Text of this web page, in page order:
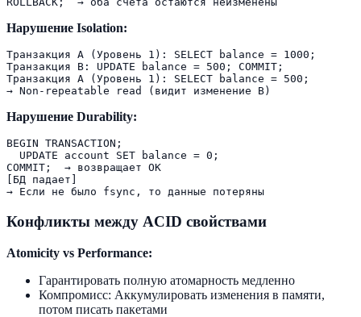
Нарушение Isolation:
Транзакция A (Уровень 1): SELECT balance = 1000;
Транзакция B: UPDATE balance = 500; COMMIT;
Транзакция A (Уровень 1): SELECT balance = 500;
Нарушение Durability:
BEGIN TRANSACTION;
  UPDATE account SET balance = 0;
COMMIT;  → возвращает OK
[БД падает]
Конфликты между ACID свойствами
Atomicity vs Performance:
Гарантировать полную атомарность медленно
Компромисс: Аккумулировать изменения в памяти,
потом писать пакетами